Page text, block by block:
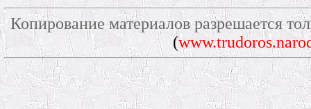
Копирование материалов разрешается
(